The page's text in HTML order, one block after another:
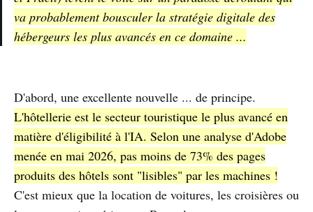
va probablement bousculer la stratégie digitale des
hébergeurs les plus avancés en ce domaine ...
D'abord, une excellente nouvelle ... de principe.
L'hôtellerie est le secteur touristique le plus avancé en
matière d'éligibilité à l'IA. Selon une analyse d'Adobe
menée en mai 2026, pas moins de 73% des pages
produits des hôtels sont "lisibles" par les machines !
C'est mieux que la location de voitures, les croisières ou